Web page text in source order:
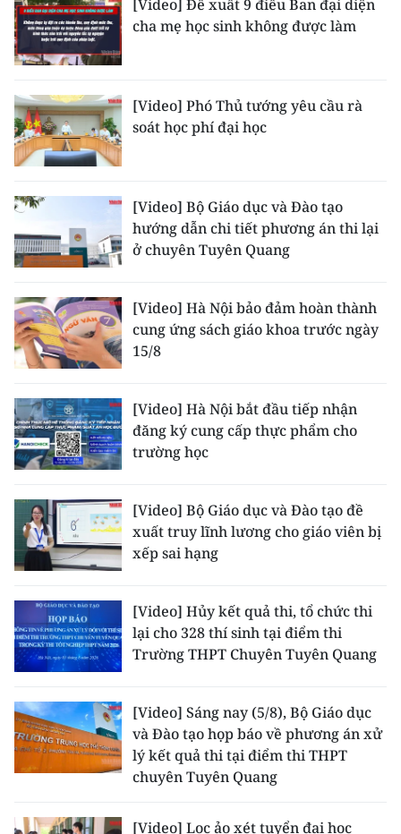
TIN MỚI
TIN ĐỊA PHƯƠNG
Trung du và miền núi phía Bắc
Đồng bằng sông Hồng
Bắc Trung Bộ
Duyên hải Nam Trung Bộ và Tây
Nguyên
Đông Nam Bộ
Đồng bằng sông Cửu Long
Chuyên trang TP. Hồ Chí Minh
CHUYÊN ĐỀ
CÁC CHUYÊN TRANG
VỀ BÁO NHÂN DÂN
THỜI NAY
NHÂN DÂN CUỐI TUẦN
NHÂN DÂN HẰNG THÁNG
MUA BÁO
[Video] Đề xuất 9 điều Ban đại diện
cha mẹ học sinh không được làm
[Video] Phó Thủ tướng yêu cầu rà
soát học phí đại học
[Video] Bộ Giáo dục và Đào tạo
hướng dẫn chi tiết phương án thi lại
ở chuyên Tuyên Quang
[Video] Hà Nội bảo đảm hoàn thành
cung ứng sách giáo khoa trước ngày
15/8
[Video] Hà Nội bắt đầu tiếp nhận
đăng ký cung cấp thực phẩm cho
trường học
[Video] Bộ Giáo dục và Đào tạo đề
xuất truy lĩnh lương cho giáo viên bị
xếp sai hạng
[Video] Hủy kết quả thi, tổ chức thi
lại cho 328 thí sinh tại điểm thi
Trường THPT Chuyên Tuyên Quang
[Video] Sáng nay (5/8), Bộ Giáo dục
và Đào tạo họp báo về phương án xử
lý kết quả thi tại điểm thi THPT
chuyên Tuyên Quang
[Video] Lọc ảo xét tuyển đại học